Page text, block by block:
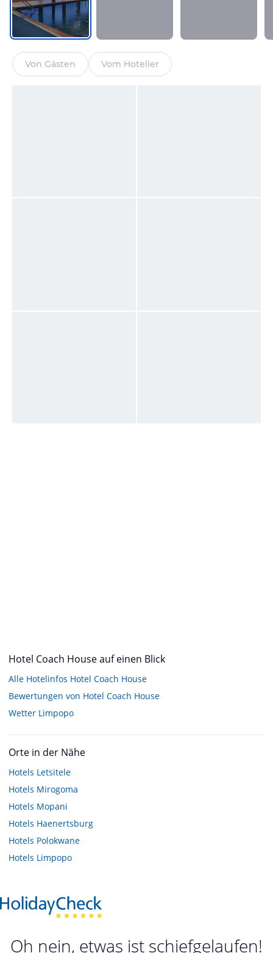
Von Gästen Vom Hotelier
Hotel Coach House auf einen Blick
Alle Hotelinfos Hotel Coach House
Bewertungen von Hotel Coach House
Wetter Limpopo
Orte in der Nähe
Hotels Letsitele
Hotels Mirogoma
Hotels Mopani
Hotels Haenertsburg
Hotels Polokwane
Hotels Limpopo
Oh nein, etwas ist schiefgelaufen!